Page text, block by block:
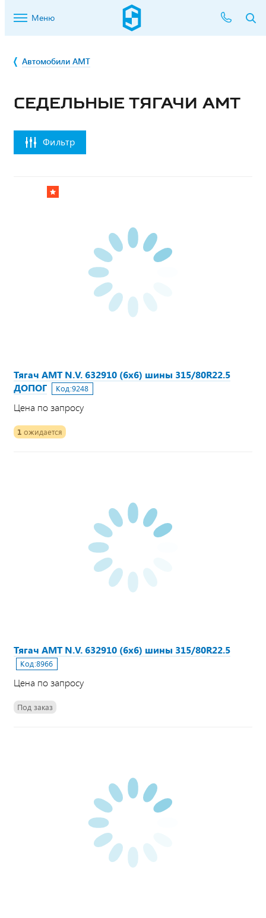
Меню
Автомобили AMT
СЕДЕЛЬНЫЕ ТЯГАЧИ AMT
Фильтр
Тягач АМТ N.V. 632910 (6х6) шины 315/80R22.5
ДОПОГ
Код:9248
Цена по запросу
1 ожидается
Тягач АМТ N.V. 632910 (6х6) шины 315/80R22.5
Код:8966
Цена по запросу
Под заказ